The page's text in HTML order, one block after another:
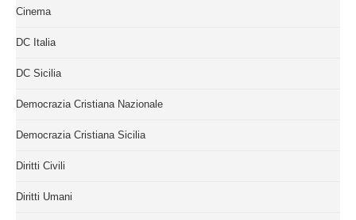
Cinema
DC Italia
DC Sicilia
Democrazia Cristiana Nazionale
Democrazia Cristiana Sicilia
Diritti Civili
Diritti Umani